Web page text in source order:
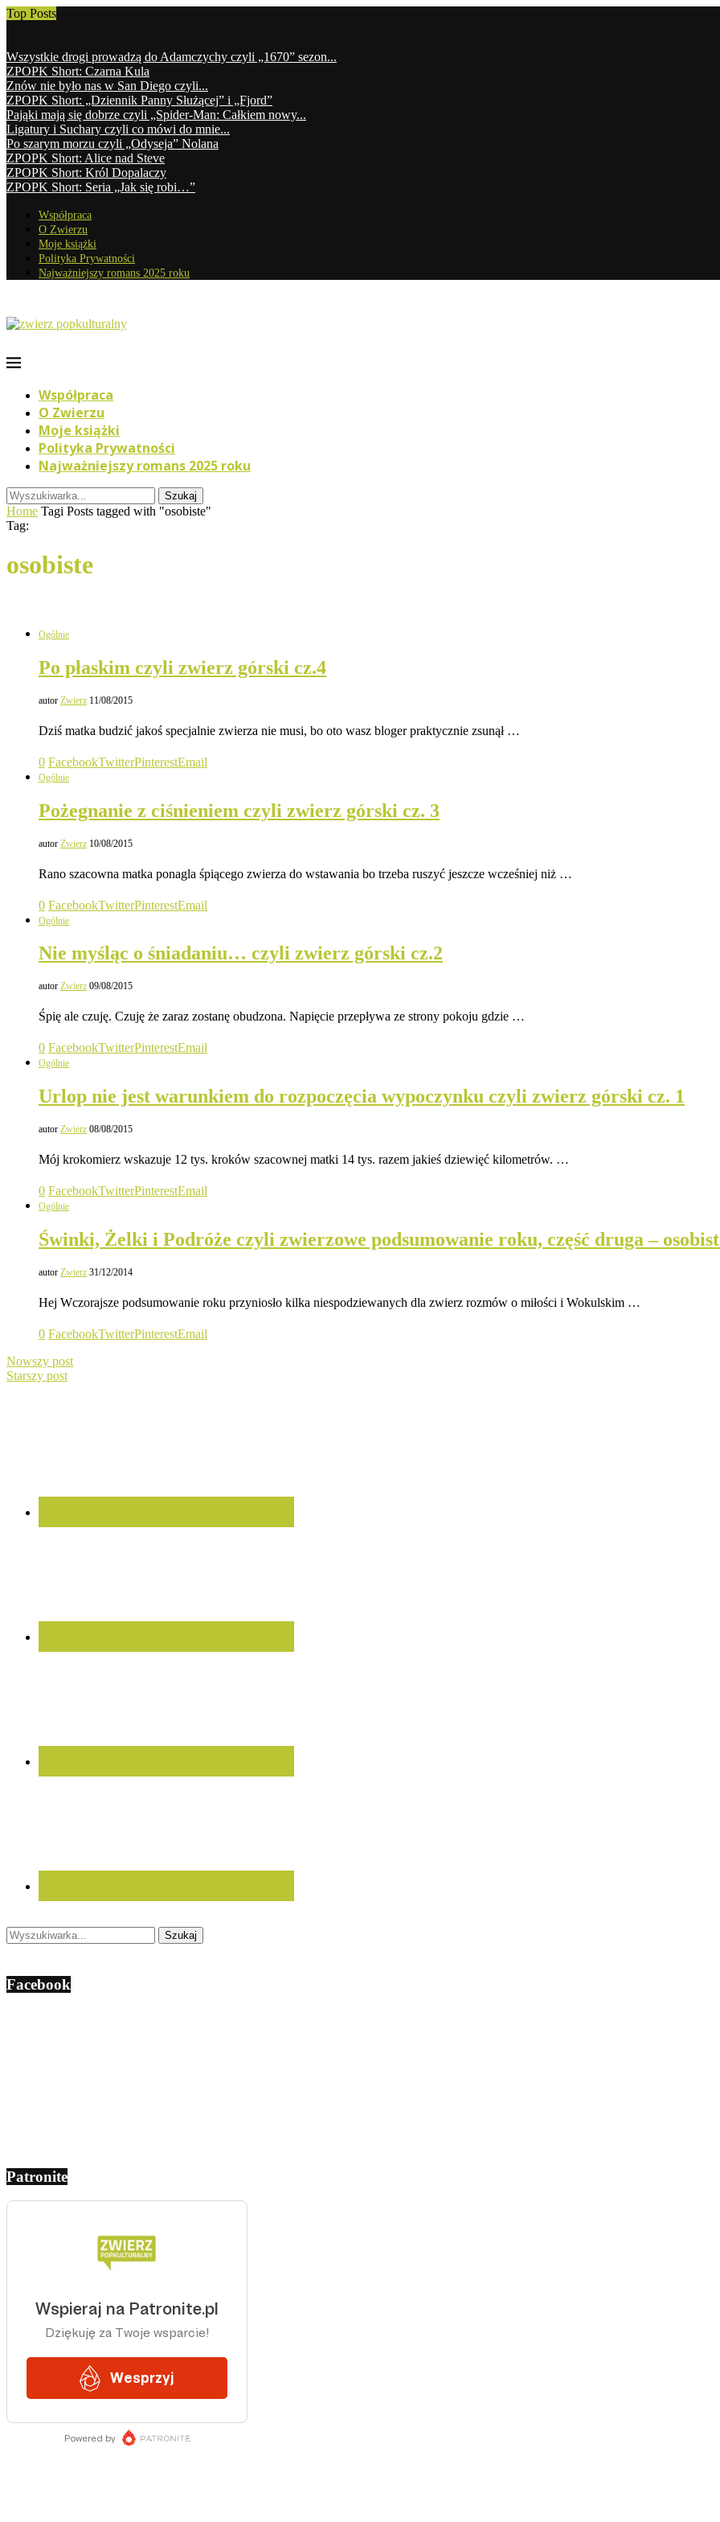
Top Posts
Wszystkie drogi prowadzą do Adamczychy czyli „1670” sezon...
ZPOPK Short: Czarna Kula
Znów nie było nas w San Diego czyli...
ZPOPK Short: „Dziennik Panny Służącej” i „Fjord”
Pająki mają się dobrze czyli „Spider-Man: Całkiem nowy...
Ligatury i Suchary czyli co mówi do mnie...
Po szarym morzu czyli „Odyseja” Nolana
ZPOPK Short: Alice nad Steve
ZPOPK Short: Król Dopalaczy
ZPOPK Short: Seria „Jak się robi…”
Współpraca
O Zwierzu
Moje książki
Polityka Prywatności
Najważniejszy romans 2025 roku
Współpraca
O Zwierzu
Moje książki
Polityka Prywatności
Najważniejszy romans 2025 roku
Szukaj
Home Tagi Posts tagged with "osobiste"
Tag:
osobiste
Ogólnie
Po płaskim czyli zwierz górski cz.4
autor Zwierz 11/08/2015
Dziś matka budzić jakoś specjalnie zwierza nie musi, bo oto wasz bloger praktycznie zsunął …
0 FacebookTwitterPinterestEmail
Ogólnie
Pożegnanie z ciśnieniem czyli zwierz górski cz. 3
autor Zwierz 10/08/2015
Rano szacowna matka ponagla śpiącego zwierza do wstawania bo trzeba ruszyć jeszcze wcześniej niż …
0 FacebookTwitterPinterestEmail
Ogólnie
Nie myśląc o śniadaniu… czyli zwierz górski cz.2
autor Zwierz 09/08/2015
Śpię ale czuję. Czuję że zaraz zostanę obudzona. Napięcie przepływa ze strony pokoju gdzie …
0 FacebookTwitterPinterestEmail
Ogólnie
Urlop nie jest warunkiem do rozpoczęcia wypoczynku czyli zwierz górski cz. 1
autor Zwierz 08/08/2015
Mój krokomierz wskazuje 12 tys. kroków szacownej matki 14 tys. razem jakieś dziewięć kilometrów. …
0 FacebookTwitterPinterestEmail
Ogólnie
Świnki, Żelki i Podróże czyli zwierzowe podsumowanie roku, część druga –
autor Zwierz 31/12/2014
Hej Wczorajsze podsumowanie roku przyniosło kilka niespodziewanych dla zwierz rozmów o miłości i Wokulskim …
0 FacebookTwitterPinterestEmail
Nowszy post
Starszy post
Facebook
Patronite